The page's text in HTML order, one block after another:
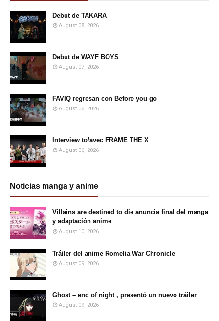
Debut de TAKARA
August 08, 2026
Debut de WAYF BOYS
August 07, 2026
FAVIQ regresan con Before you go
August 06, 2026
Interview to/avec FRAME THE X
August 06, 2026
Noticias manga y anime
Villains are destined to die anuncia final del manga
y adaptación anime
August 10, 2026
Tráiler del anime Romelia War Chronicle
August 09, 2026
Ghost – end of night , presentó un nuevo tráiler
August 09, 2026